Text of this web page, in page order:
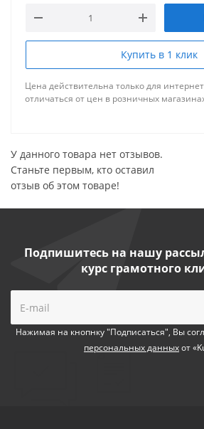
Купить в 1 клик
Цена действительна только для
отличаться от цен в розничных
У данного товара нет отзывов.
Станьте первым, кто оставил
отзыв об этом товаре!
Подпишитесь на нашу
курс грамотного
Нажимая на кнопнку "Подписаться", Вы
персональных данныхот